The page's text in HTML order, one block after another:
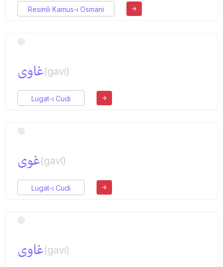
Resimli Kamus-ı Osmani
غاوی(gavi)
Lugat-ı Cudi
غوی(gavi)
Lugat-ı Cudi
غاوی(gavi)